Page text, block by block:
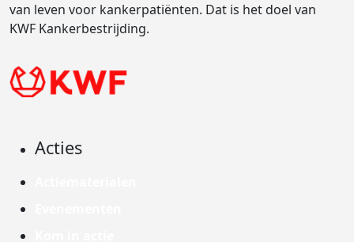
van leven voor kankerpatiënten. Dat is het doel van
KWF Kankerbestrijding.
Acties